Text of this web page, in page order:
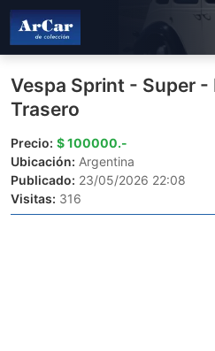
Vespa Sprint - Super -
Trasero
Precio: $ 100000.-
Ubicación: Argentina
Publicado: 23/05/2026 22:08
Visitas: 316